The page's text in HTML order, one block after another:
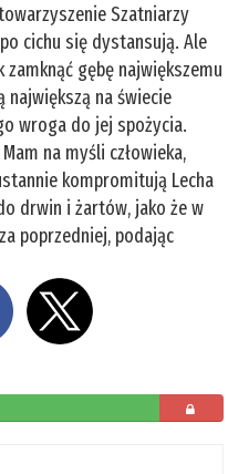
Szatniarzy
cichu się dystansują. Ale
gębę największemu
największą na świecie
wroga do jej spożycia.
na myśli człowieka,
kompromitują Lecha
drwin i żartów, jako że w
poprzedniej, podając